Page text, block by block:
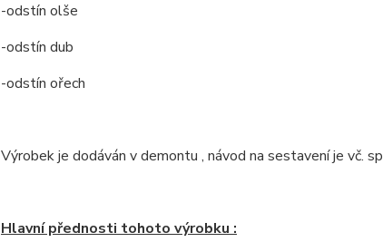
-odstín olše
-odstín dub
-odstín ořech
Výrobek je dodáván v demontu , návod na sestavení je vč.
Hlavní přednosti tohoto výrobku :